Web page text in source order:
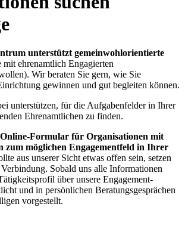
unterstützt gemeinwohlorientierte
mit ehrenamtlich Engagierten
Wir beraten Sie gern, wie Sie
gewinnen und gut begleiten können.
unterstützen, für die Aufgabenfelder in Ihrer
Ehrenamtlichen zu finden.
Formular für Organisationen mit
zum möglichen Engagementfeld in Ihrer
aus unserer Sicht etwas offen sein, setzen
Sobald uns alle Informationen
über unsere Engagement-
und in persönlichen Beratungsgesprächen
vorgestellt.